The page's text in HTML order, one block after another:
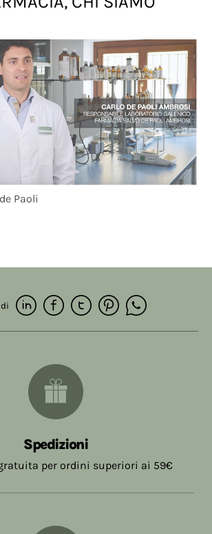
Paoli
Spedizioni
per ordini superiori ai 59€